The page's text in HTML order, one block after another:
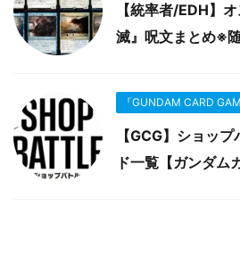
【統率者/EDH】
滅』呪文まとめ※
『GUNDAM CARD
【GCG】ショッ
ド一覧【ガンダム